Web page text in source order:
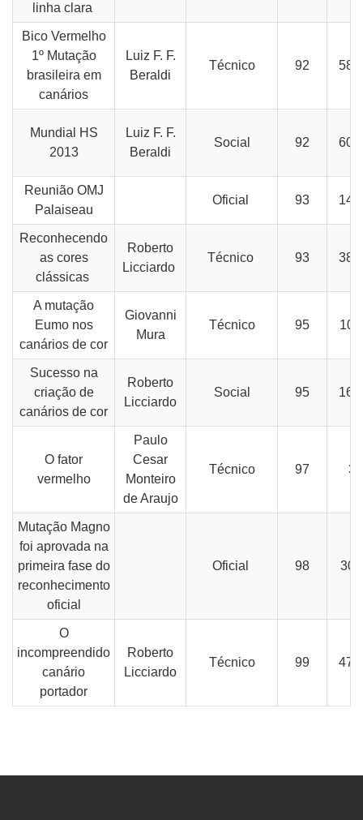
linha clara
Bico Vermelho
1º Mutação
brasileira em
canários
Luiz F. F.
Beraldi
Técnico 92 58-
Mundial HS
2013
Luiz F. F.
Beraldi
Social 92 60-
Reunião OMJ
Palaiseau
Oficial 93 14-
Reconhecendo
as cores
clássicas
Roberto
Licciardo
Técnico 93 38-
A mutação
Eumo nos
canários de cor
Giovanni
Mura
Técnico 95 10-
Sucesso na
criação de
canários de cor
Roberto
Licciardo
Social 95 16-
O fator
vermelho
Paulo
Cesar
Monteiro
de Araujo
Técnico 97 39
Mutação Magno
foi aprovada na
primeira fase do
reconhecimento
oficial
Oficial 98 30-
O
incompreendido
canário
portador
Roberto
Licciardo
Técnico 99 47-